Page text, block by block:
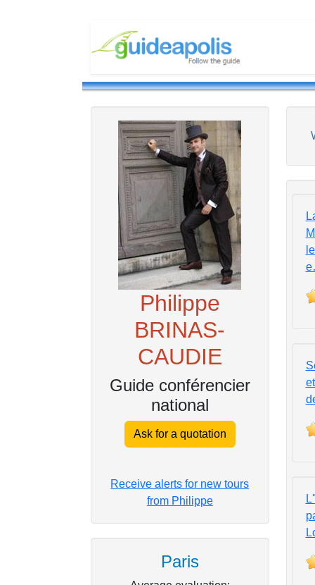
Philippe
BRINAS-
CAUDIE
Guide conférencier
national
Ask for a quotation
Receive alerts for new tours
from Philippe
Paris